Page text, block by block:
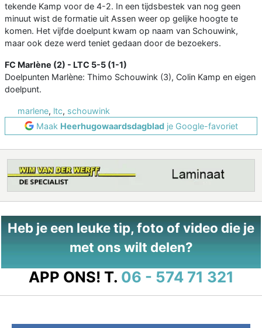
tekende Kamp voor de 4-2. In een tijdsbestek van nog geen
minuut wist de formatie uit Assen weer op gelijke hoogte te
komen. Het vijfde doelpunt kwam op naam van Schouwink,
maar ook deze werd teniet gedaan door de bezoekers.
FC Marlène (2) - LTC 5-5 (1-1)
Doelpunten Marlène: Thimo Schouwink (3), Colin Kamp en eigen
doelpunt.
marlene, ltc, schouwink
Maak Heerhugowaardsdagbladje Google-favoriet
Heb je een leuke tip, foto of video die je
met ons wilt delen?
APP ONS! T. 06 - 574 71 321